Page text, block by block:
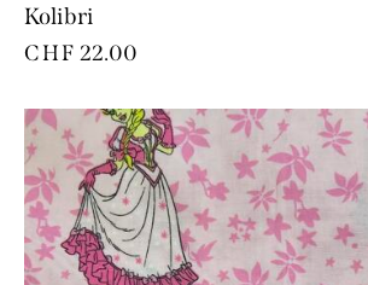
Kolibri
CHF 22.00